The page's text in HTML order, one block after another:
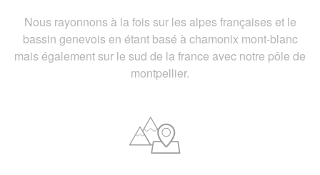
Nous rayonnons à la fois sur les alpes françaises et le
bassin genevois en étant basé à chamonix mont-blanc
mais également sur le sud de la france avec notre pôle de
montpellier.